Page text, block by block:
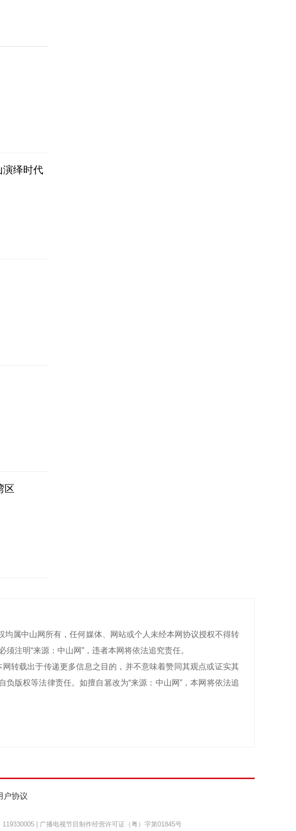
演绎时代
区
均属中山网所有，任何媒体、网站或个人未经本网协议授权不得转
注明“来源：中山网”，违者本网将依法追究责任。
网转载出于传递更多信息之目的，并不意味着赞同其观点或证实其
版权等法律责任。如擅自篡改为“来源：中山网”，本网将依法追
户协议
广播电视节目制作经营许可证（粤）字第01845号